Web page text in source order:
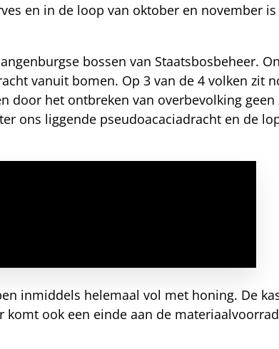
en in de loop van oktober en november
bossen van Staatsbosbeheer.
vanuit bomen. Op 3 van de 4 volken zit
door het ontbreken van overbevolking
ons liggende pseudoacaciadracht en de
inmiddels helemaal vol met honing. De
komt ook een einde aan de